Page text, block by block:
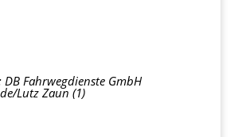
Fahrwegdienste GmbH
Lutz Zaun (1)